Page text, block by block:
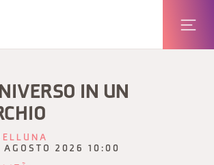
IN UN
2026 10:00